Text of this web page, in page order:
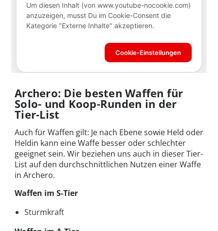
Archero: Die besten Waffen für
Solo- und Koop-Runden in der
Tier-List
Auch für Waffen gilt: Je nach Ebene sowie Held oder
Heldin kann eine Waffe besser oder schlechter
geeignet sein. Wir beziehen uns auch in dieser Tier-
List auf den durchschnittlichen Nutzen einer Waffe
in Archero.
Waffen im S-Tier
Sturmkraft